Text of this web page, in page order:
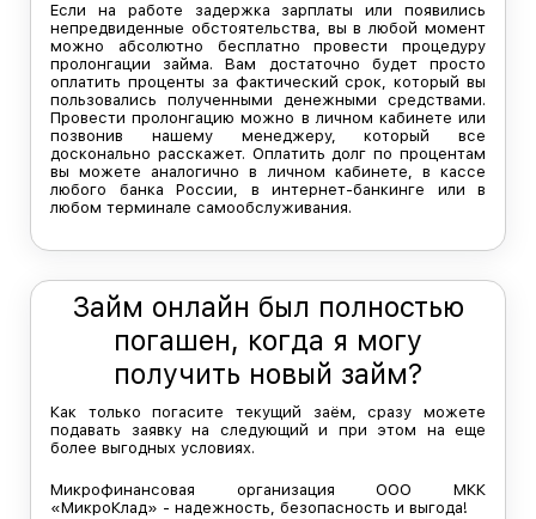
Если на работе задержка зарплаты или появились
непредвиденные обстоятельства, вы в любой момент
можно абсолютно бесплатно провести процедуру
пролонгации займа. Вам достаточно будет просто
оплатить проценты за фактический срок, который вы
пользовались полученными денежными средствами.
Провести пролонгацию можно в личном кабинете или
позвонив нашему менеджеру, который все
досконально расскажет. Оплатить долг по процентам
вы можете аналогично в личном кабинете, в кассе
любого банка России, в интернет-банкинге или в
любом терминале самообслуживания.
Займ онлайн был полностью
погашен, когда я могу
получить новый займ?
Как только погасите текущий заём, сразу можете
подавать заявку на следующий и при этом на еще
более выгодных условиях.
Микрофинансовая организация ООО МКК
«МикроКлад» - надежность, безопасность и выгода!